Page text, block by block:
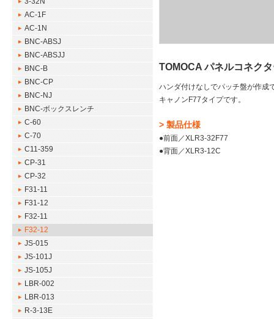
TOMOCA パネルコネク
ハンダ付けなしでパッチ盤が作成
キャノンF77タイプです。
> 製品仕様
●前面／XLR3-32F77
●背面／XLR3-12C
AC-1F
AC-1N
BNC-ABSJ
BNC-ABSJJ
BNC-B
BNC-CP
BNC-NJ
BNC-ボックスレンチ
C-60
C-70
C11-359
CP-31
CP-32
F31-11
F31-12
F32-11
F32-12
JS-015
JS-101J
JS-105J
LBR-002
LBR-013
R-3-13E